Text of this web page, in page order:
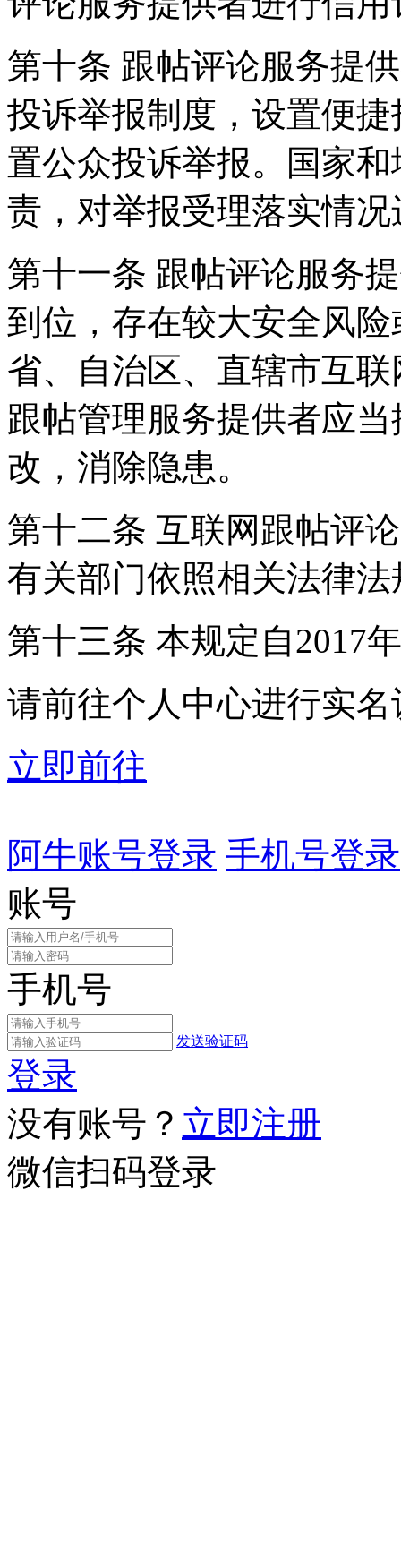
第十条 跟帖评论服务提
投诉举报制度，设置便
置公众投诉举报。国家
责，对举报受理落实情
第十一条 跟帖评论服务
到位，存在较大安全风
省、自治区、直辖市互
跟帖管理服务提供者应
改，消除隐患。
第十二条 互联网跟帖评
有关部门依照相关法律
第十三条 本规定自2017
请前往个人中心进行实名
立即前往
阿牛账号登录 手机号登录
账号
手机号
发送验证码
登录
没有账号？ 立即注册
微信扫码登录